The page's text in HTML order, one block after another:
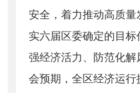
安全，着力推动高质量
实六届区委确定的目标
强经济活力、防范化解
会预期，全区经济运行